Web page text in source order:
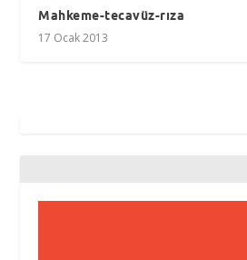
Mahkeme-tecavüz-rıza
17 Ocak 2013